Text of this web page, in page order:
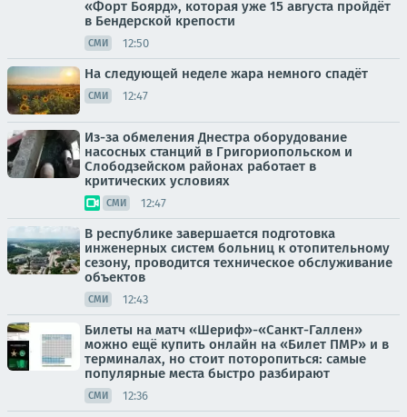
«Форт Боярд», которая уже 15 августа пройдёт
в Бендерской крепости
СМИ 12:50
На следующей неделе жара немного спадёт
СМИ 12:47
Из-за обмеления Днестра оборудование
насосных станций в Григориопольском и
Слободзейском районах работает в
критических условиях
СМИ 12:47
В республике завершается подготовка
инженерных систем больниц к отопительному
сезону, проводится техническое обслуживание
объектов
СМИ 12:43
Билеты на матч «Шериф»-«Санкт-Галлен»
можно ещё купить онлайн на «Билет ПМР» и в
терминалах, но стоит поторопиться: самые
популярные места быстро разбирают
СМИ 12:36